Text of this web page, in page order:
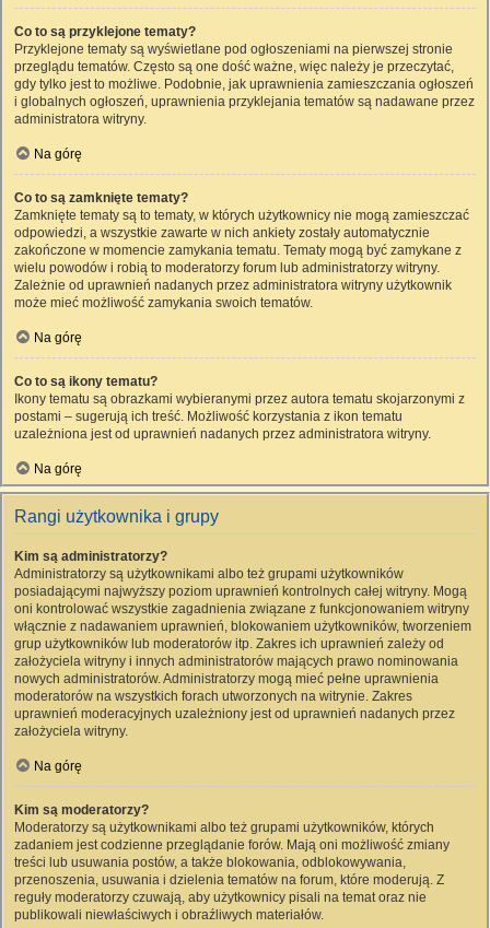
Co to są przyklejone tematy?
Przyklejone tematy są wyświetlane pod ogłoszeniami na pierwszej stronie
przeglądu tematów. Często są one dość ważne, więc należy je przeczytać,
gdy tylko jest to możliwe. Podobnie, jak uprawnienia zamieszczania ogłoszeń
i globalnych ogłoszeń, uprawnienia przyklejania tematów są nadawane przez
administratora witryny.
Na górę
Co to są zamknięte tematy?
Zamknięte tematy są to tematy, w których użytkownicy nie mogą zamieszczać
odpowiedzi, a wszystkie zawarte w nich ankiety zostały automatycznie
zakończone w momencie zamykania tematu. Tematy mogą być zamykane z
wielu powodów i robią to moderatorzy forum lub administratorzy witryny.
Zależnie od uprawnień nadanych przez administratora witryny użytkownik
może mieć możliwość zamykania swoich tematów.
Na górę
Co to są ikony tematu?
Ikony tematu są obrazkami wybieranymi przez autora tematu skojarzonymi z
postami – sugerują ich treść. Możliwość korzystania z ikon tematu
uzależniona jest od uprawnień nadanych przez administratora witryny.
Na górę
Rangi użytkownika i grupy
Kim są administratorzy?
Administratorzy są użytkownikami albo też grupami użytkowników
posiadającymi najwyższy poziom uprawnień kontrolnych całej witryny. Mogą
oni kontrolować wszystkie zagadnienia związane z funkcjonowaniem witryny
włącznie z nadawaniem uprawnień, blokowaniem użytkowników, tworzeniem
grup użytkowników lub moderatorów itp. Zakres ich uprawnień zależy od
założyciela witryny i innych administratorów mających prawo nominowania
nowych administratorów. Administratorzy mogą mieć pełne uprawnienia
moderatorów na wszystkich forach utworzonych na witrynie. Zakres
uprawnień moderacyjnych uzależniony jest od uprawnień nadanych przez
założyciela witryny.
Na górę
Kim są moderatorzy?
Moderatorzy są użytkownikami albo też grupami użytkowników, których
zadaniem jest codzienne przeglądanie forów. Mają oni możliwość zmiany
treści lub usuwania postów, a także blokowania, odblokowywania,
przenoszenia, usuwania i dzielenia tematów na forum, które moderują. Z
reguły moderatorzy czuwają, aby użytkownicy pisali na temat oraz nie
publikowali niewłaściwych i obraźliwych materiałów.